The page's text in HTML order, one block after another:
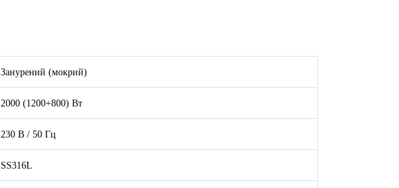
Занурений (мокрий)
2000 (1200+800) Вт
230 В / 50 Гц
SS316L